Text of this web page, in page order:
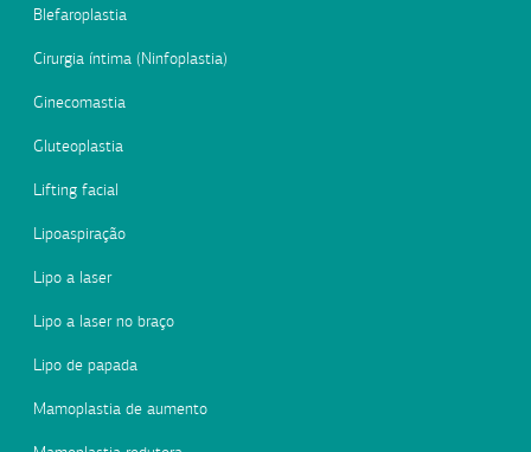
Blefaroplastia
Cirurgia íntima (Ninfoplastia)
Ginecomastia
Gluteoplastia
Lifting facial
Lipoaspiração
Lipo a laser
Lipo a laser no braço
Lipo de papada
Mamoplastia de aumento